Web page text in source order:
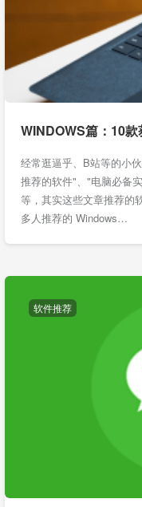
WINDOWS篇：10
经常逛逼乎、B站等的小
推荐的软件"、"电脑必备
等，其实这些文章推荐的
多人推荐的 Windows…
软件推荐